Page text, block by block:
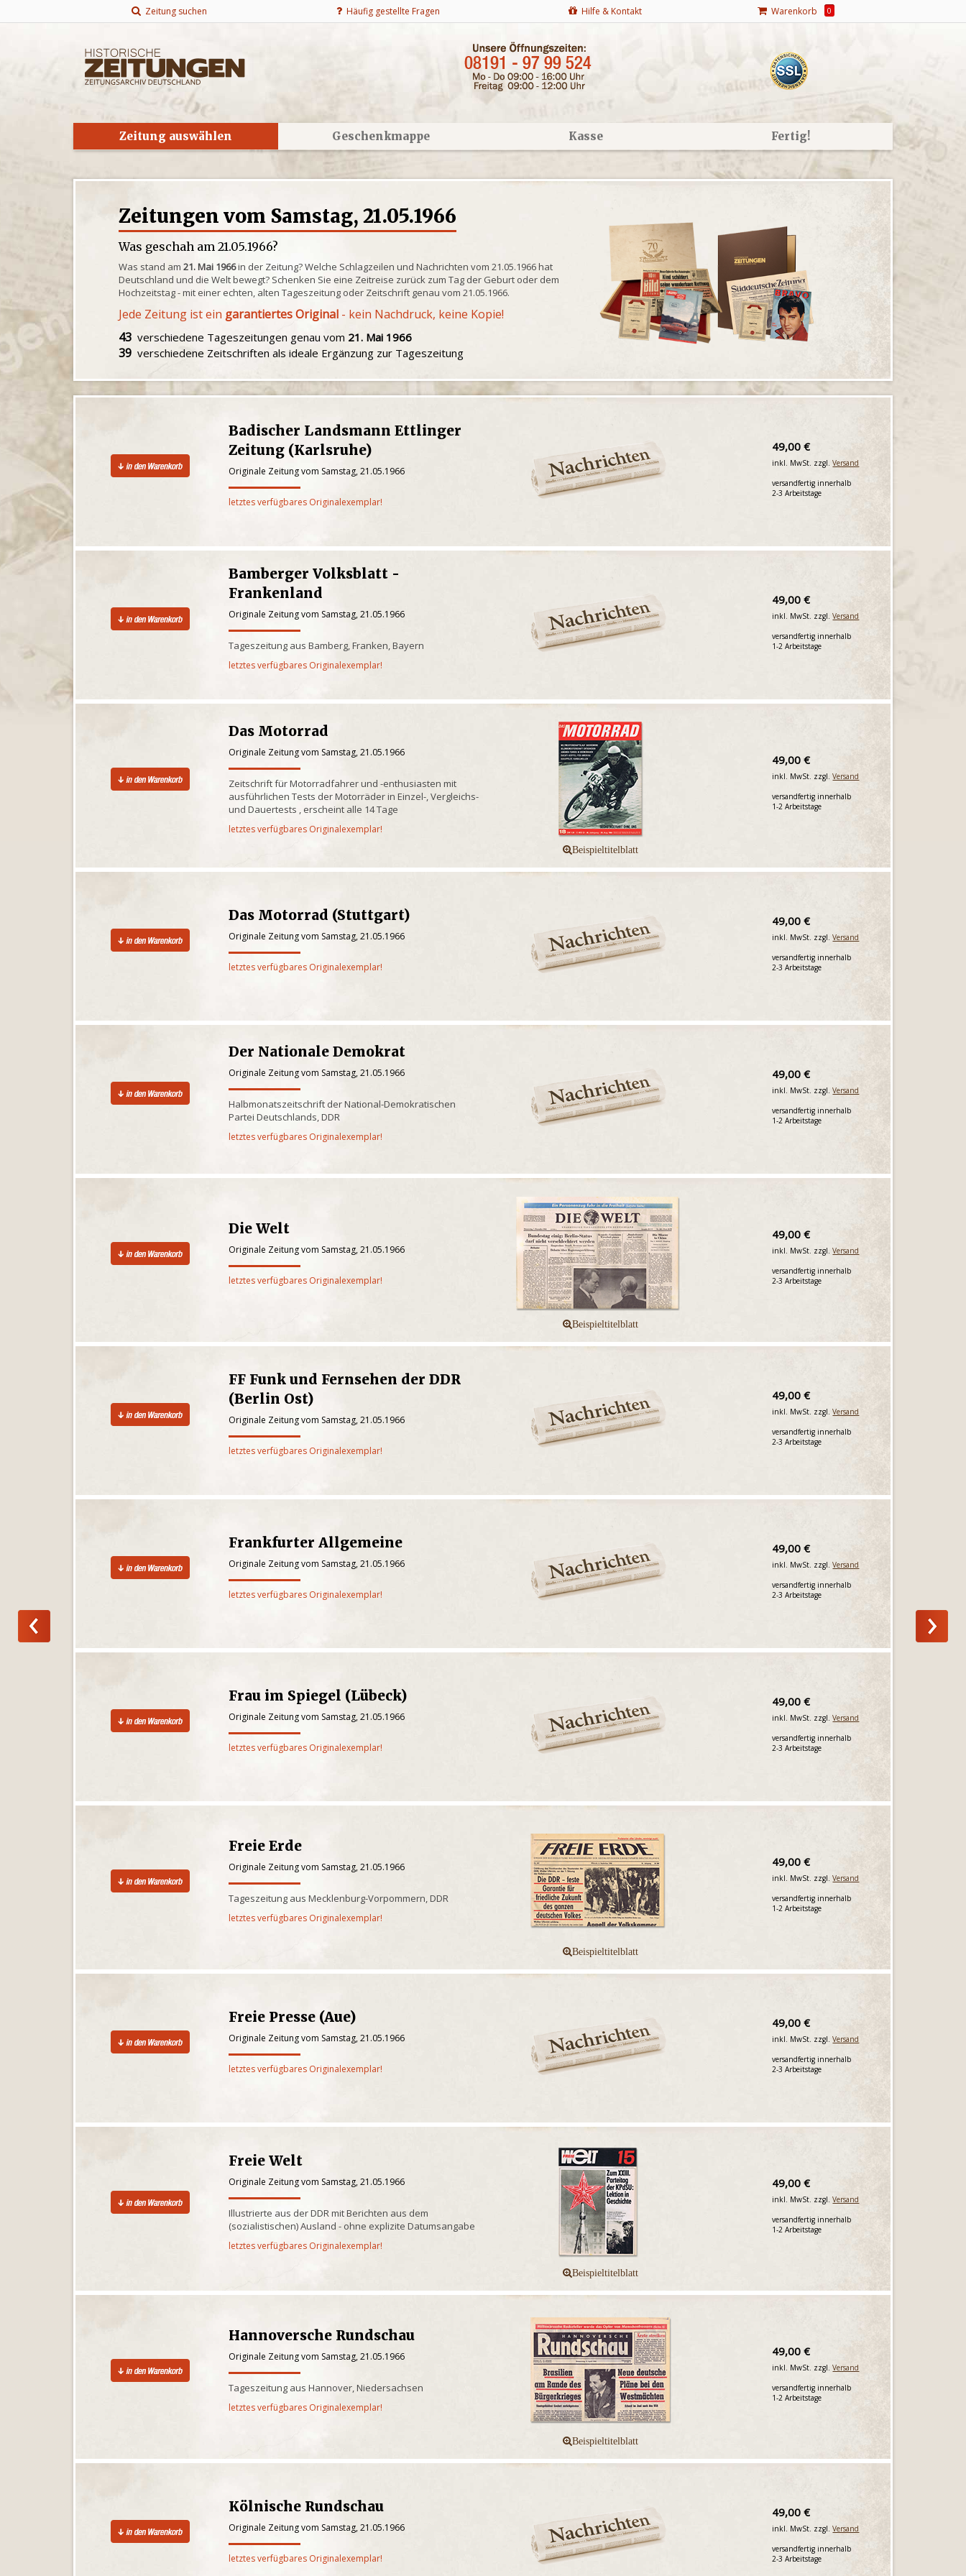
Zeitung suchen Häufig gestellte Fragen Hilfe & Kontakt Warenkorb 0
Zeitung auswählen Geschenkmappe Kasse Fertig!
Zeitungen vom Samstag, 21.05.1966
Was geschah am 21.05.1966?
Was stand am21. Mai 1966in der Zeitung? Welche Schlagzeilen und Nachrichten vom 21.05.1966 hat
Deutschland und die Welt bewegt? Schenken Sie eine Zeitreise zurück zum Tag der Geburt oder dem
Hochzeitstag - mit einer echten, alten Tageszeitung oder Zeitschrift genau vom 21.05.1966.
Jede Zeitung ist ein garantiertes Original - kein Nachdruck, keine Kopie!
43 verschiedene Tageszeitungen genau vom 21. Mai 1966
39 verschiedene Zeitschriften als ideale Ergänzung zur Tageszeitung
Badischer Landsmann Ettlinger
Zeitung (Karlsruhe)
Originale Zeitung vom Samstag, 21.05.1966
letztes verfügbares Originalexemplar!
49,00 €
inkl. MwSt. zzgl.Versand
versandfertig innerhalb
2-3 Arbeitstage
Bamberger Volksblatt -
Frankenland
Originale Zeitung vom Samstag, 21.05.1966
Tageszeitung aus Bamberg, Franken, Bayern
letztes verfügbares Originalexemplar!
49,00 €
inkl. MwSt. zzgl.Versand
versandfertig innerhalb
1-2 Arbeitstage
Das Motorrad
Originale Zeitung vom Samstag, 21.05.1966
Zeitschrift für Motorradfahrer und -enthusiasten mit
ausführlichen Tests der Motorräder in Einzel-, Vergleichs-
und Dauertests , erscheint alle 14 Tage
letztes verfügbares Originalexemplar!
49,00 €
inkl. MwSt. zzgl.Versand
versandfertig innerhalb
1-2 Arbeitstage
Das Motorrad (Stuttgart)
Originale Zeitung vom Samstag, 21.05.1966
letztes verfügbares Originalexemplar!
49,00 €
inkl. MwSt. zzgl.Versand
versandfertig innerhalb
2-3 Arbeitstage
Der Nationale Demokrat
Originale Zeitung vom Samstag, 21.05.1966
Halbmonatszeitschrift der National-Demokratischen
Partei Deutschlands, DDR
letztes verfügbares Originalexemplar!
49,00 €
inkl. MwSt. zzgl.Versand
versandfertig innerhalb
1-2 Arbeitstage
Die Welt
Originale Zeitung vom Samstag, 21.05.1966
letztes verfügbares Originalexemplar!
49,00 €
inkl. MwSt. zzgl.Versand
versandfertig innerhalb
2-3 Arbeitstage
FF Funk und Fernsehen der DDR
(Berlin Ost)
Originale Zeitung vom Samstag, 21.05.1966
letztes verfügbares Originalexemplar!
49,00 €
inkl. MwSt. zzgl.Versand
versandfertig innerhalb
2-3 Arbeitstage
Frankfurter Allgemeine
Originale Zeitung vom Samstag, 21.05.1966
letztes verfügbares Originalexemplar!
49,00 €
inkl. MwSt. zzgl.Versand
versandfertig innerhalb
2-3 Arbeitstage
Frau im Spiegel (Lübeck)
Originale Zeitung vom Samstag, 21.05.1966
letztes verfügbares Originalexemplar!
49,00 €
inkl. MwSt. zzgl.Versand
versandfertig innerhalb
2-3 Arbeitstage
Freie Erde
Originale Zeitung vom Samstag, 21.05.1966
Tageszeitung aus Mecklenburg-Vorpommern, DDR
letztes verfügbares Originalexemplar!
49,00 €
inkl. MwSt. zzgl.Versand
versandfertig innerhalb
1-2 Arbeitstage
Freie Presse (Aue)
Originale Zeitung vom Samstag, 21.05.1966
letztes verfügbares Originalexemplar!
49,00 €
inkl. MwSt. zzgl.Versand
versandfertig innerhalb
2-3 Arbeitstage
Freie Welt
Originale Zeitung vom Samstag, 21.05.1966
Illustrierte aus der DDR mit Berichten aus dem
(sozialistischen) Ausland - ohne explizite Datumsangabe
letztes verfügbares Originalexemplar!
49,00 €
inkl. MwSt. zzgl.Versand
versandfertig innerhalb
1-2 Arbeitstage
Hannoversche Rundschau
Originale Zeitung vom Samstag, 21.05.1966
Tageszeitung aus Hannover, Niedersachsen
letztes verfügbares Originalexemplar!
49,00 €
inkl. MwSt. zzgl.Versand
versandfertig innerhalb
1-2 Arbeitstage
Kölnische Rundschau
Originale Zeitung vom Samstag, 21.05.1966
letztes verfügbares Originalexemplar!
49,00 €
inkl. MwSt. zzgl.Versand
versandfertig innerhalb
2-3 Arbeitstage